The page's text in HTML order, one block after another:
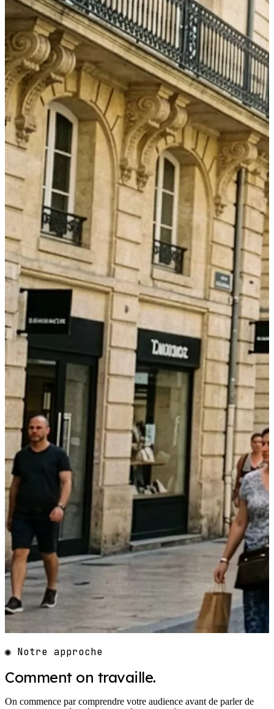
◉ Notre approche
Comment on travaille.
On commence par comprendre votre audience avant de parler de